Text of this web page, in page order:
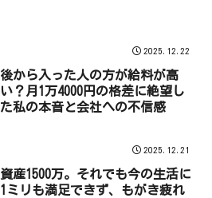
2025.12.22
後から入った人の方が給料が高
い？月1万4000円の格差に絶望し
た私の本音と会社への不信感
2025.12.21
資産1500万。それでも今の生活に
1ミリも満足できず、もがき疲れ